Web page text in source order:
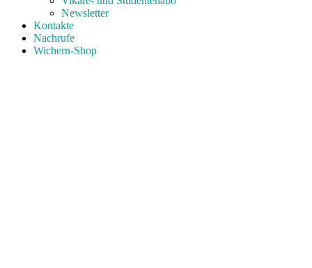
Newsletter
Kontakte
Nachrufe
Wichern-Shop